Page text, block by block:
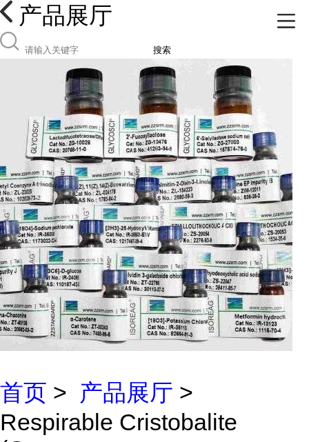
产品展厅
搜索
首页 > 产品展厅 >
Respirable Cristobalite